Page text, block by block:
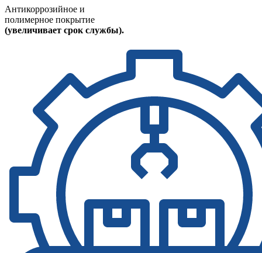
Антикоррозийное и
полимерное покрытие
(увеличивает срок службы).